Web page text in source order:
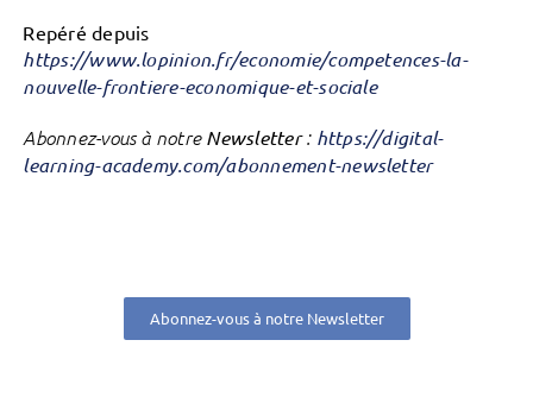
Repéré depuis
https://www.lopinion.fr/economie/competences-la-
nouvelle-frontiere-economique-et-sociale
Abonnez-vous à notre Newsletter: https://digital-
learning-academy.com/abonnement-newsletter
Abonnez-vous à notre Newsletter